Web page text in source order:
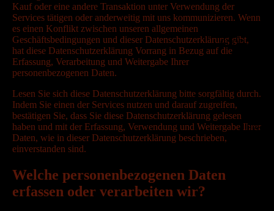
GOOD TO
B2B
Kauf oder eine andere Transaktion unter Verwendung der
Services tätigen oder anderweitig mit uns kommunizieren. Wenn
es einen Konflikt zwischen unseren allgemeinen
Geschäftsbedingungen und dieser Datenschutzerklärung gibt,
hat diese Datenschutzerklärung Vorrang in Bezug auf die
Erfassung, Verarbeitung und Weitergabe Ihrer
personenbezogenen Daten.
Lesen Sie sich diese Datenschutzerklärung bitte sorgfältig durch.
Indem Sie einen der Services nutzen und darauf zugreifen,
bestätigen Sie, dass Sie diese Datenschutzerklärung gelesen
haben und mit der Erfassung, Verwendung und Weitergabe Ihrer
Daten, wie in dieser Datenschutzerklärung beschrieben,
einverstanden sind.
Welche personenbezogenen Daten
erfassen oder verarbeiten wir?